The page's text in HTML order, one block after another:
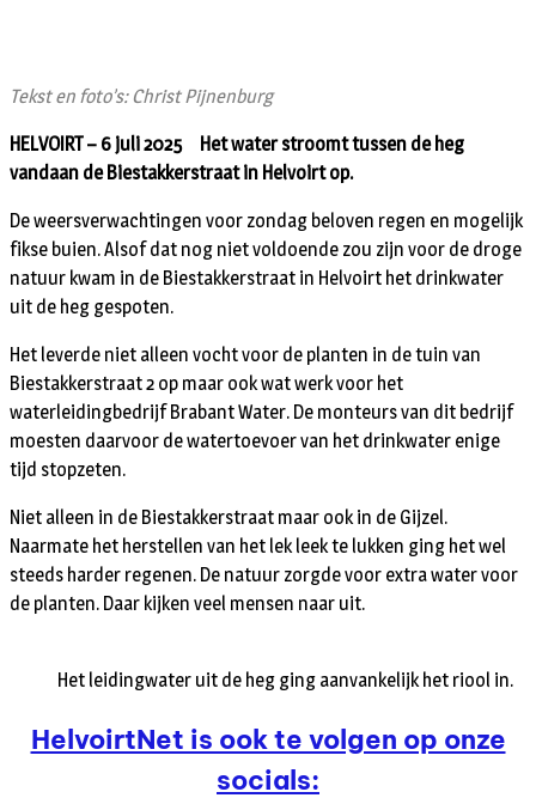
Tekst en foto’s: Christ Pijnenburg
HELVOIRT – 6 juli 2025 Het water stroomt tussen de heg
vandaan de Biestakkerstraat in Helvoirt op.
De weersverwachtingen voor zondag beloven regen en mogelijk
fikse buien. Alsof dat nog niet voldoende zou zijn voor de droge
natuur kwam in de Biestakkerstraat in Helvoirt het drinkwater
uit de heg gespoten.
Het leverde niet alleen vocht voor de planten in de tuin van
Biestakkerstraat 2 op maar ook wat werk voor het
waterleidingbedrijf Brabant Water. De monteurs van dit bedrijf
moesten daarvoor de watertoevoer van het drinkwater enige
tijd stopzeten.
Niet alleen in de Biestakkerstraat maar ook in de Gijzel.
Naarmate het herstellen van het lek leek te lukken ging het wel
steeds harder regenen. De natuur zorgde voor extra water voor
de planten. Daar kijken veel mensen naar uit.
Het leidingwater uit de heg ging aanvankelijk het riool in.
HelvoirtNet is ook te volgen op onze
socials: